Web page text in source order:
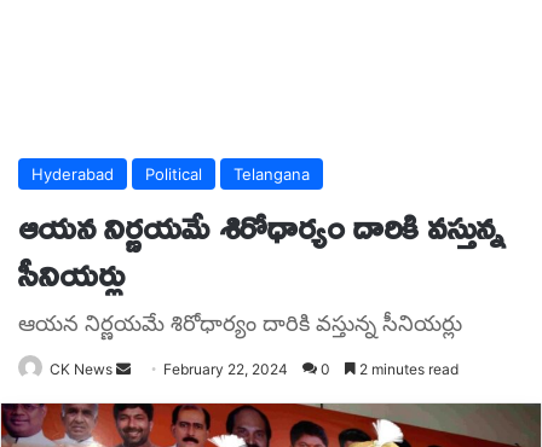
Hyderabad Political Telangana
ఆయన నిర్ణయమే శిరోధార్యం దారికి వస్తున్న
సీనియర్లు
ఆయన నిర్ణయమే శిరోధార్యం దారికి వస్తున్న సీనియర్లు
CK News
Send
email
February 22, 2024 0 2 minutes read